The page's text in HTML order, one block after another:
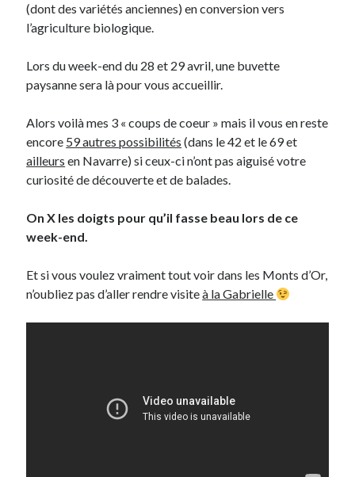
(dont des variétés anciennes) en conversion vers
l’agriculture biologique.
Lors du week-end du 28 et 29 avril, une buvette
paysanne sera là pour vous accueillir.
Alors voilà mes 3 « coups de coeur » mais il vous en reste
encore 59 autres possibilités (dans le 42 et le 69 et
ailleurs en Navarre) si ceux-ci n’ont pas aiguisé votre
curiosité de découverte et de balades.
On X les doigts pour qu’il fasse beau lors de ce
week-end.
Et si vous voulez vraiment tout voir dans les Monts d’Or,
n’oubliez pas d’aller rendre visiteà la Gabrielle